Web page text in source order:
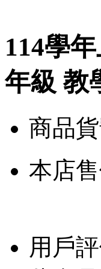
114學
年級 教
商品
本店售
用戶評